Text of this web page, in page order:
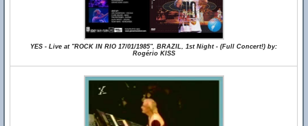
YES - Live at "ROCK IN RIO 17/01/1985", BRAZIL, 1st Night - (Full Concert!) by:
Rogério KISS